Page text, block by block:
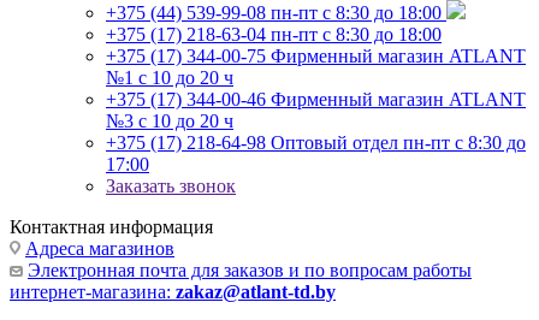
+375 (44) 539-99-08 пн-пт с 8:30 до 18:00
+375 (17) 218-63-04 пн-пт с 8:30 до 18:00
+375 (17) 344-00-75 Фирменный магазин ATLANT
№1 с 10 до 20 ч
+375 (17) 344-00-46 Фирменный магазин ATLANT
№3 с 10 до 20 ч
+375 (17) 218-64-98 Оптовый отдел пн-пт с 8:30 до
17:00
Заказать звонок
Контактная информация
Адреса магазинов
Электронная почта для заказов и по вопросам работы
интернет-магазина: zakaz@atlant-td.by